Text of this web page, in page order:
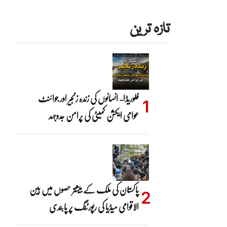
تازہ ترین
فلوریڈا- انسانوں کی زندہ زنجیر اور جوائنٹ
عوامی ایکشن کمیٹی کی پرامن جدوجہد
پاکستان کی ملک کے بیشتر حصوں میں بین
الاقوامی میڈیا کی رپورٹنگ پر پابندی